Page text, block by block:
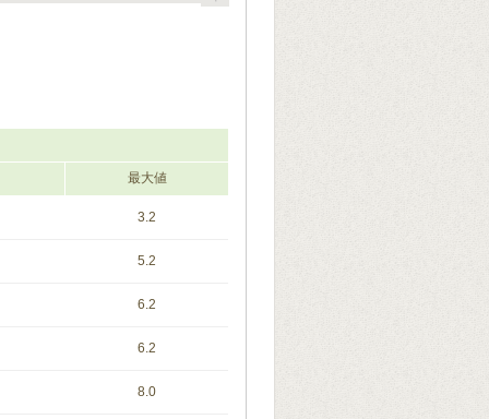
最大値
3.2
5.2
6.2
6.2
8.0